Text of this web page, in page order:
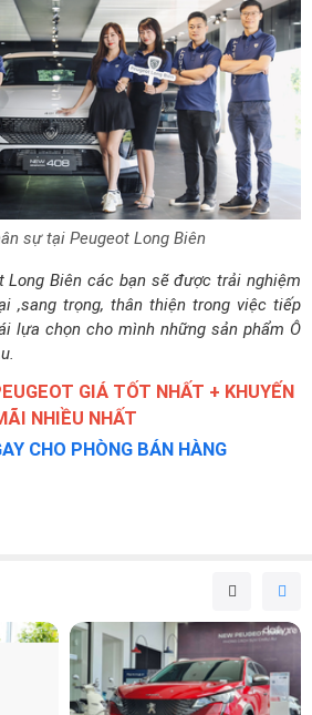
sự tại Peugeot Long Biên
Long Biên các bạn sẽ được trải nghiệm
,sang trọng, thân thiện trong việc tiếp
lựa chọn cho mình những sản phẩm Ô
GIÁ TỐT NHẤT + KHUYẾN
NHIỀU NHẤT
CHO PHÒNG BÁN HÀNG